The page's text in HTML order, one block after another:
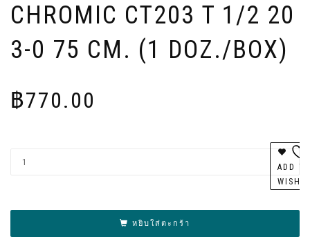
CHROMIC CT203 T 1/2 20
3-0 75 CM. (1 DOZ./BOX)
฿770.00
หยิบใส่ตะกร้า
ADD